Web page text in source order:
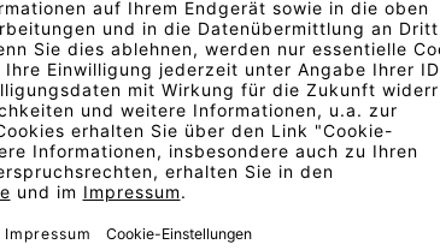
der Stofffarben.
Für eine exakte